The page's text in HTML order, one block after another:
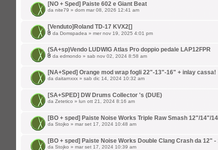
[NO + Sped] Paiste 602 e Giant Beat
da nite79 » dom mar 08, 2026 12:41 am
[Venduto]Roland TD-17 KVX2[]
da Domspadea » mer nov 19, 2025 4:01 pm
(SA+sp)Vendo LUDWIG Atlas Pro doppio pedale LAP12FPR
da edmondo » sab nov 02, 2024 8:58 am
[NA+Sped] Orange mod wrap fogli 22"-13"-16" + inlay cassa!
da daitarnxxx » sab dic 14, 2024 10:32 am
[SA+SPED] DW Drums Collector 's (DUE)
da Zetetico » lun ott 21, 2024 8:16 am
[BO + sped] Paiste Noise Works Triple Raw Smash 12"/14"/
da Stojko » mar set 17, 2024 10:48 am
[BO + sped] Paiste Noise Works Double Clang Crash da 12" -
da Stojko » mar set 17, 2024 10:39 am